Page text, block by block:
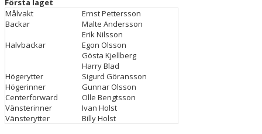
MATCHER
KALENDER
MENTAL HÄLSA
LÄNKAR
Första laget
Målvakt
Ernst Pettersson
Backar
Malte Andersson
Erik Nilsson
Halvbackar
Egon Olsson
Gösta Kjellberg
Harry Blad
Högerytter
Sigurd Göransson
Högerinner
Gunnar Olsson
Centerforward
Olle Bengtsson
Vänsterinner
Ivan Holst
Vänsterytter
Billy Holst